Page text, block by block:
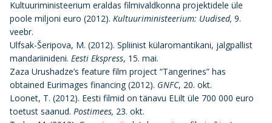
Kultuuriministeerium eraldas filmivaldkonna projektidele üle
poole miljoni euro (2012). Kultuuriministeerium: Uudised, 9.
veebr.
Ulfsak-Šeripova, M. (2012). Spliinist külaromantikani, jalgpallist
mandariinideni. Eesti Ekspress, 15. mai.
Zaza Urushadze’s feature film project “Tangerines” has
obtained Eurimages financing (2012). GNFC, 20. okt.
Loonet, T. (2012). Eesti filmid on tänavu ELilt üle 700 000 euro
toetust saanud. Postimees, 23. okt.